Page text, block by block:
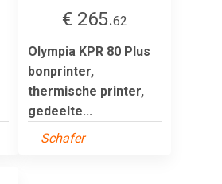
€ 265.62
Olympia KPR 80 Plus
bonprinter,
thermische printer,
gedeelte...
Schafer